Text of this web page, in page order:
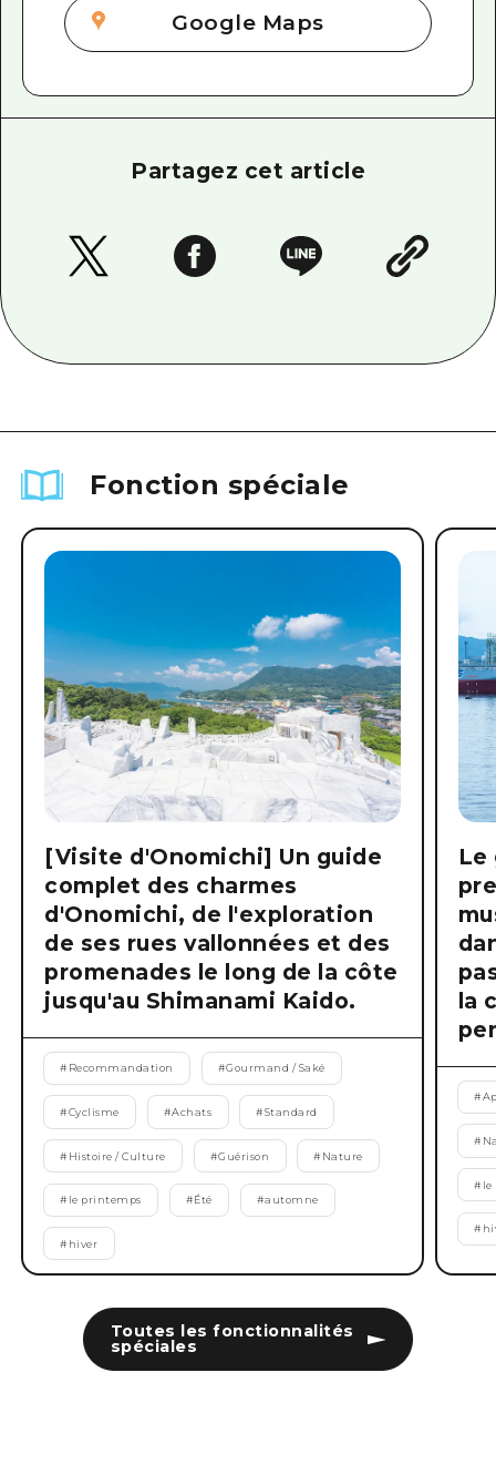
Google Maps
Partagez cet article
Fonction spéciale
Toutes les fonctionnalités
spéciales
[Visite d'Onomichi] Un guide
complet des charmes
d'Onomichi, de l'exploration
de ses rues vallonnées et des
promenades le long de la côte
jusqu'au Shimanami Kaido.
# Recommandation #Gourmand / Saké
#Cyclisme #Achats #Standard
# Histoire / Culture #Guérison # Nature
# le printemps #Été #automne
# hiver
Le
la
#
#
# le
#